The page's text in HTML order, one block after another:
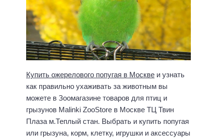
Купить ожерелового попугая в Москве и узнать
как правильно ухаживать за животным вы
можете в Зоомагазине товаров для птиц и
грызунов Malinki ZooStore в Москве ТЦ Твин
Плаза м.Теплый стан. Выбрать и купить попугая
или грызуна, корм, клетку, игрушки и аксессуары